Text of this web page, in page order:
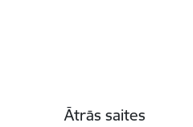
Ātrās saites